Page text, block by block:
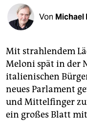
shop
fragen & hilfe
unterstützen
abo
genossenschaft
epaper login
Von Michael
Mit strahlendem
Meloni spät in der
italienischen
neues Parlament
und Mittelfinger
ein großes Blatt